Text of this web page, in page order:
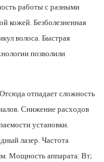
работы с разными
кожей. Безболезненная
волоса. Быстрая
позволили
отпадает сложность
Снижение расходов
установки.
лазер. Частота
Мощность аппарата: Вт;